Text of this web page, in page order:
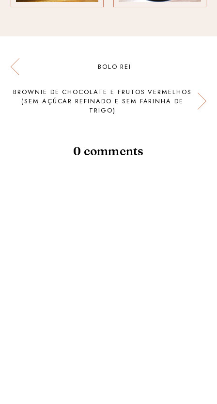
BOLO REI
BROWNIE DE CHOCOLATE E FRUTOS VERMELHOS
(SEM AÇÚCAR REFINADO E SEM FARINHA DE
TRIGO)
0 comments